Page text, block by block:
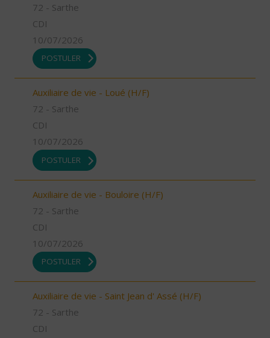
72 - Sarthe
CDI
10/07/2026
POSTULER
Auxiliaire de vie - Loué (H/F)
72 - Sarthe
CDI
10/07/2026
POSTULER
Auxiliaire de vie - Bouloire (H/F)
72 - Sarthe
CDI
10/07/2026
POSTULER
Auxiliaire de vie - Saint Jean d' Assé (H/F)
72 - Sarthe
CDI